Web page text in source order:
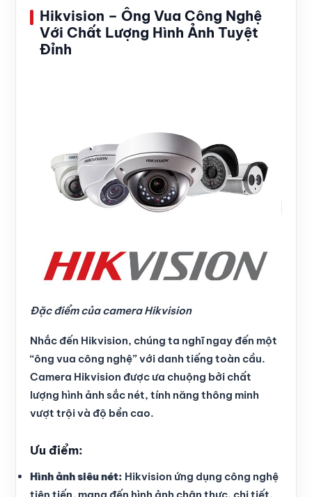
Hikvision – Ông Vua Công Nghệ
Với Chất Lượng Hình Ảnh Tuyệt
Đỉnh
Đặc điểm của camera Hikvision
Nhắc đến Hikvision, chúng ta nghĩ ngay đến một
“ông vua công nghệ” với danh tiếng toàn cầu.
Camera Hikvision được ưa chuộng bởi chất
lượng hình ảnh sắc nét, tính năng thông minh
vượt trội và độ bền cao.
Ưu điểm:
Hình ảnh siêu nét: Hikvision ứng dụng công nghệ